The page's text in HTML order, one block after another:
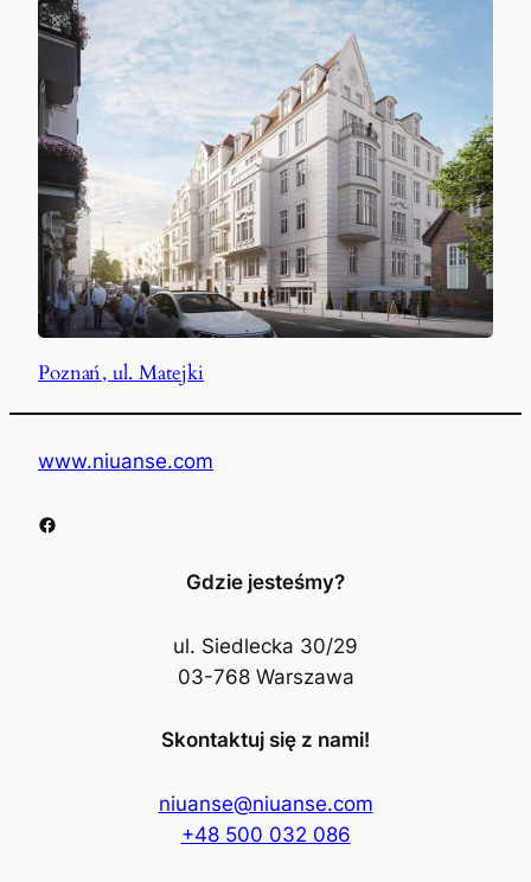
Poznań, ul. Matejki
www.niuanse.com
Facebook
Gdzie jesteśmy?
ul. Siedlecka 30/29
03-768 Warszawa
Skontaktuj się z nami!
niuanse@niuanse.com
+48 500 032 086